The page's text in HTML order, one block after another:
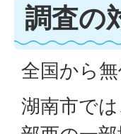
調査の
全国から
湖南市で